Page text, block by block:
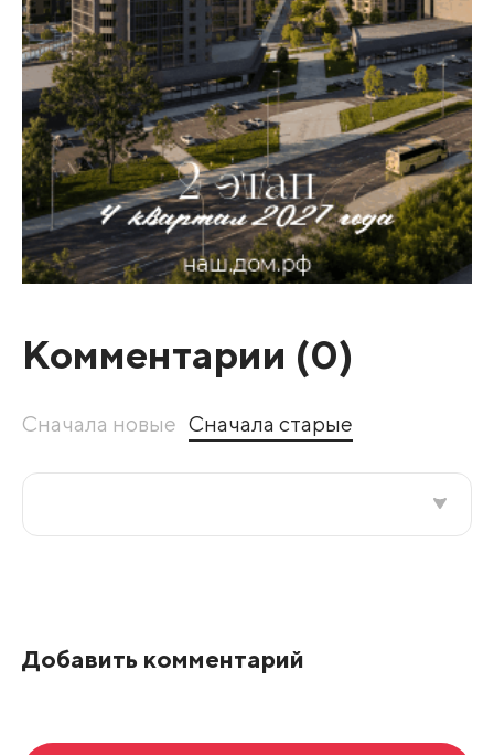
Комментарии (0)
Сначала новые Сначала старые
Добавить комментарий